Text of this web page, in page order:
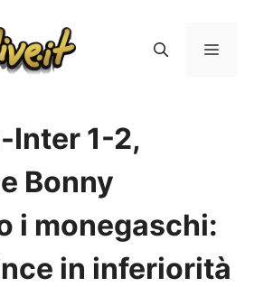
Menu
Inter 1-2,
Bonny
i monegaschi:
in inferiorità